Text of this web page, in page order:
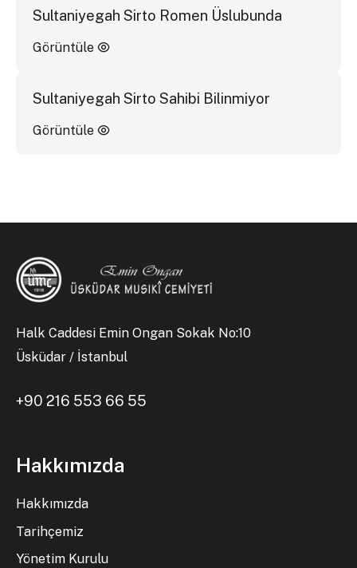
Sultaniyegah Sirto Romen Üslubunda
Görüntüle
Sultaniyegah Sirto Sahibi Bilinmiyor
Görüntüle
Halk Caddesi Emin Ongan Sokak No:10
Üsküdar / İstanbul
+90 216 553 66 55
Hakkımızda
Hakkımızda
Tarihçemiz
Yönetim Kurulu